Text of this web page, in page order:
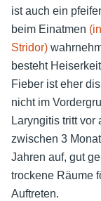
ist auch ein
beim Einatmen
Stridor)
besteht
Fieber ist eher
nicht im
Laryngitis tritt vor
zwischen 3
Jahren auf, gut
trockene Räume
Auftreten.